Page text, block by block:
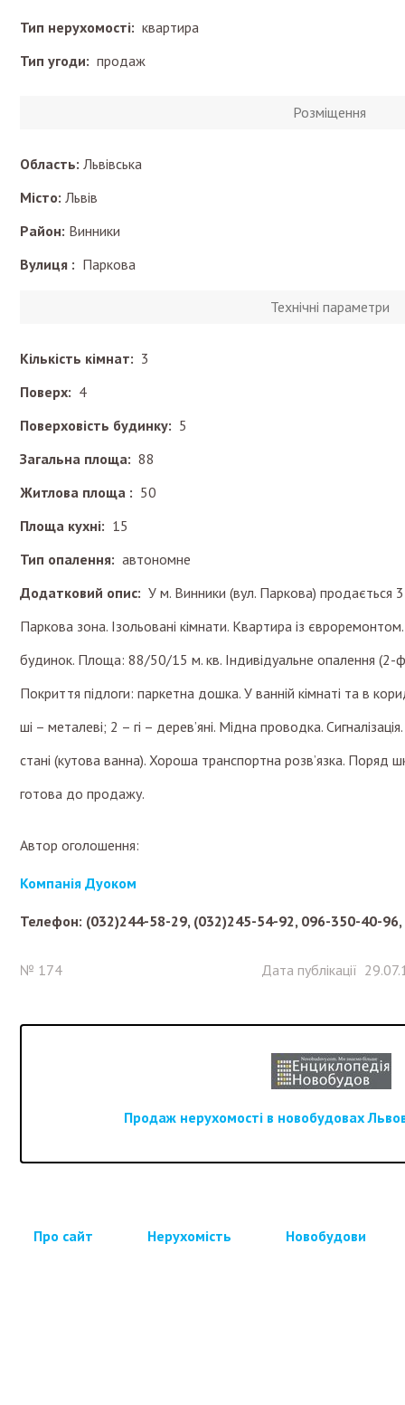
Тип нерухомості: квартира
Тип угоди: продаж
Розміщення
Область: Львівська
Місто: Львів
Район: Винники
Вулиця : Паркова
Технічні параметри
Кількість кімнат: 3
Поверх: 4
Поверховість будинку: 5
Загальна площа: 88
Житлова площа : 50
Площа кухні: 15
Тип опалення: автономне
Додатковий опис: У м. Винники (вул. Паркова) продається
Паркова зона. Ізольовані кімнати. Квартира із
будинок. Площа: 88/50/15 м. кв. Індивідуальне опалення (2-
Покриття підлоги: паркетна дошка. У ванній кімнаті та в
ші – металеві; 2 – гі – дерев’яні. Мідна проводка.
стані (кутова ванна). Хороша транспортна розв’язка. Поряд
готова до продажу.
Автор оголошення:
Компанія Дуоком
Телефон: (032)244-58-29, (032)245-54-92, 096-350-40-
№ 174 Дата публікації
Продаж нерухомості в новобудовах
Про сайт Нерухомість Новобудови